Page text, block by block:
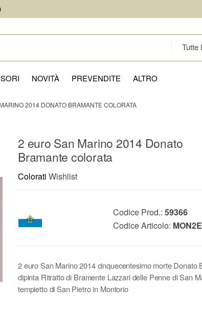
NOVITÀ PREVENDITE ALTRO
2014 DONATO BRAMANTE COLORATA
2 euro San Marino 2014 Donato
Bramante colorata
Colorati Wishlist
Codice Prod.: 59366
Codice Articolo:
2 euro San Marino 2014 cinquecentesimo morte Donato
dipinta Ritratto di Bramente Lazzari delle Penne di San
tempietto di San Pietro in Montorio